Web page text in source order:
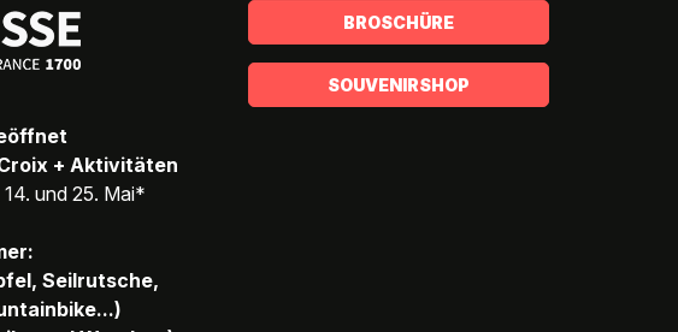
+ Aktivitäten
und 25. Mai*
Seilrutsche,
BROSCHÜRE
SOUVENIRSHOP